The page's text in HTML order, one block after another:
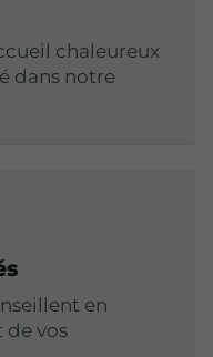
chaleureux
dans notre
en
de vos